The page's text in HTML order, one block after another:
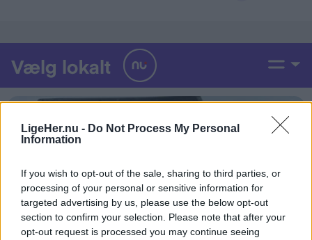
LigeHer.nu - Do Not Process My Personal
Information
If you wish to opt-out of the sale, sharing to third parties, or
processing of your personal or sensitive information for
targeted advertising by us, please use the below opt-out
section to confirm your selection. Please note that after your
opt-out request is processed you may continue seeing